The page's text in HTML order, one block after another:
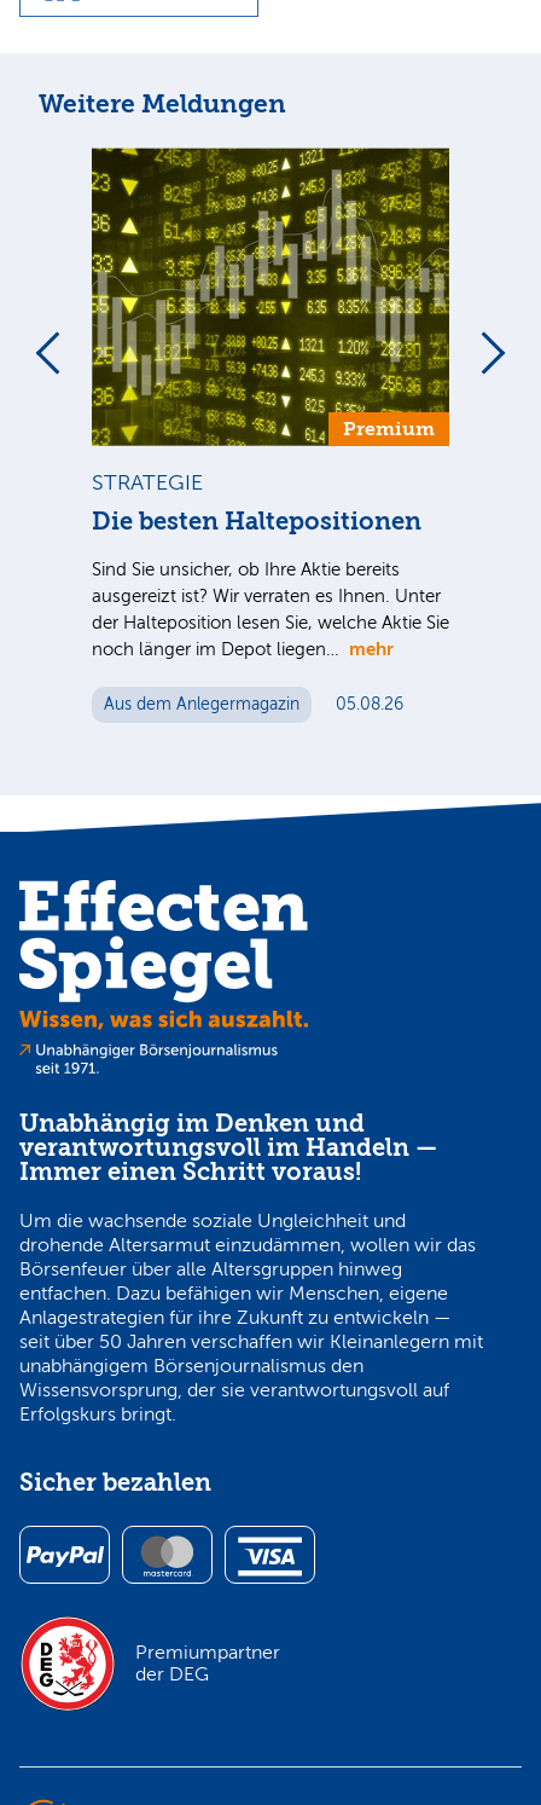
Weitere Meldungen
Premium
STRATEGIE
Die besten Haltepositionen
Sind Sie unsicher, ob Ihre Aktie bereits
ausgereizt ist? Wir verraten es Ihnen. Unter
der Halteposition lesen Sie, welche Aktie Sie
noch länger im Depot liegen… mehr
Aus dem Anlegermagazin 05.08.26
Unabhängig im Denken und
verantwortungsvoll im Handeln —
Immer einen Schritt voraus!
Um die wachsende soziale Ungleichheit und
drohende Altersarmut einzudämmen, wollen wir das
Börsenfeuer über alle Altersgruppen hinweg
entfachen. Dazu befähigen wir Menschen, eigene
Anlagestrategien für ihre Zukunft zu entwickeln —
seit über 50 Jahren verschaffen wir Kleinanlegern mit
unabhängigem Börsenjournalismus den
Wissensvorsprung, der sie verantwortungsvoll auf
Erfolgskurs bringt.
Sicher bezahlen
Premiumpartner
der DEG